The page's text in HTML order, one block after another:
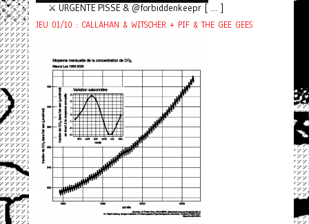
⚔️ URGENTE PISSE & @forbiddenkeepr [ ... ]
JEU 01/10 : CALLAHAN & WITSCHER + PIF & THE GEE GEES